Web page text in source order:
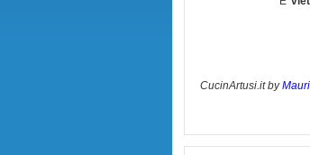
CucinArtusi.itby